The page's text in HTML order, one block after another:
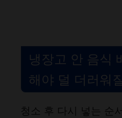
냉장고 안 음식
해야 덜 더러워
청소 후 다시 넣는 순